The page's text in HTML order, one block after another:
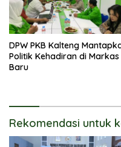
DPW PKB Kalteng
Politik Kehadiran di Markas
Baru
Rekomendasi untuk